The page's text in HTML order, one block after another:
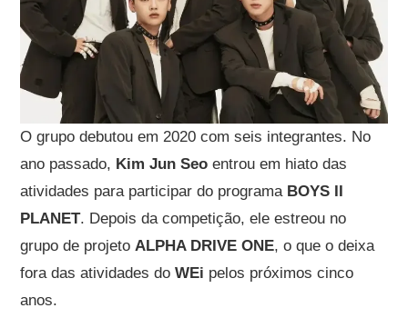
O grupo debutou em 2020 com seis integrantes. No
ano passado, Kim Jun Seo entrou em hiato das
atividades para participar do programa BOYS II
PLANET. Depois da competição, ele estreou no
grupo de projetoALPHA DRIVE ONE, o que o deixa
fora das atividades doWEi pelos próximos cinco
anos.